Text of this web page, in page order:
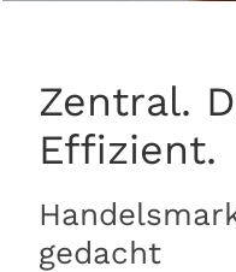
Zentral.
Effizient.
gedacht